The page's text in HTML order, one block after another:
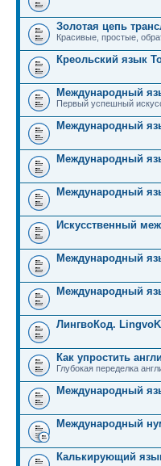
Золотая цепь
Красивые, простые,
Креольский язык
Международный
Первый успешный
Международный
Международный
Международный
Искусственный
Международный
Международный
ЛингвоКод.
Как упростить
Глубокая переделка
Международный
Международный
Калькирующий